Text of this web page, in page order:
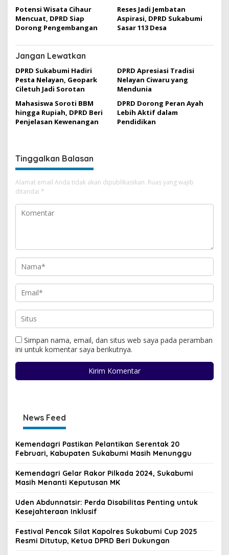
Potensi Wisata Cihaur
Mencuat, DPRD Siap
Dorong Pengembangan
Reses Jadi Jembatan
Aspirasi, DPRD Sukabumi
Sasar 113 Desa
Jangan Lewatkan
DPRD Sukabumi Hadiri
Pesta Nelayan, Geopark
Ciletuh Jadi Sorotan
DPRD Apresiasi Tradisi
Nelayan Ciwaru yang
Mendunia
Mahasiswa Soroti BBM
hingga Rupiah, DPRD Beri
Penjelasan Kewenangan
DPRD Dorong Peran Ayah
Lebih Aktif dalam
Pendidikan
Tinggalkan Balasan
Alamat email Anda tidak akan dipublikasikan. Ruas yang wajib
ditandai *
Simpan nama, email, dan situs web saya pada peramban
ini untuk komentar saya berikutnya.
News Feed
Kemendagri Pastikan Pelantikan Serentak 20
Februari, Kabupaten Sukabumi Masih Menunggu
Kemendagri Gelar Rakor Pilkada 2024, Sukabumi
Masih Menanti Keputusan MK
Uden Abdunnatsir: Perda Disabilitas Penting untuk
Kesejahteraan Inklusif
Festival Pencak Silat Kapolres Sukabumi Cup 2025
Resmi Ditutup, Ketua DPRD Beri Dukungan